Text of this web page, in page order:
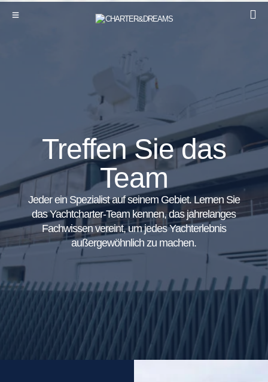
Treffen Sie das
Team
Jeder ein Spezialist auf seinem Gebiet. Lernen Sie
das Yachtcharter-Team kennen, das jahrelanges
Fachwissen vereint, um jedes Yachterlebnis
außergewöhnlich zu machen.